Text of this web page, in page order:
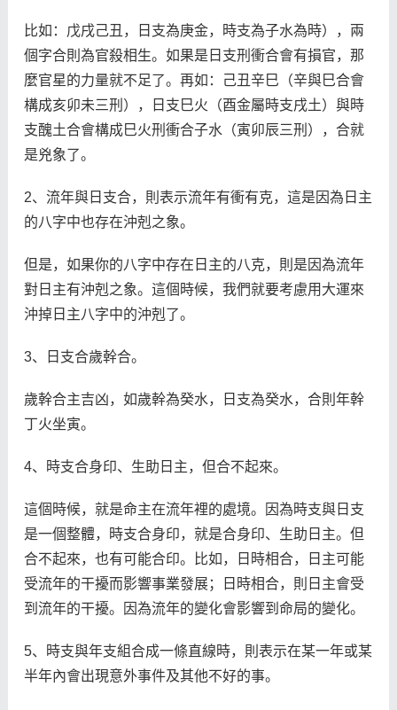
比如：戊戌己丑，日支為庚金，時支為子水為時），兩
個字合則為官殺相生。如果是日支刑衝合會有損官，那
麼官星的力量就不足了。再如：己丑辛巳（辛與巳合會
構成亥卯未三刑），日支巳火（酉金屬時支戌土）與時
支醜土合會構成巳火刑衝合子水（寅卯辰三刑），合就
是兇象了。
2、流年與日支合，則表示流年有衝有克，這是因為日主
的八字中也存在沖剋之象。
但是，如果你的八字中存在日主的八克，則是因為流年
對日主有沖剋之象。這個時候，我們就要考慮用大運來
沖掉日主八字中的沖剋了。
3、日支合歲幹合。
歲幹合主吉凶，如歲幹為癸水，日支為癸水，合則年幹
丁火坐寅。
4、時支合身印、生助日主，但合不起來。
這個時候，就是命主在流年裡的處境。因為時支與日支
是一個整體，時支合身印，就是合身印、生助日主。但
合不起來，也有可能合印。比如，日時相合，日主可能
受流年的干擾而影響事業發展；日時相合，則日主會受
到流年的干擾。因為流年的變化會影響到命局的變化。
5、時支與年支組合成一條直線時，則表示在某一年或某
半年內會出現意外事件及其他不好的事。